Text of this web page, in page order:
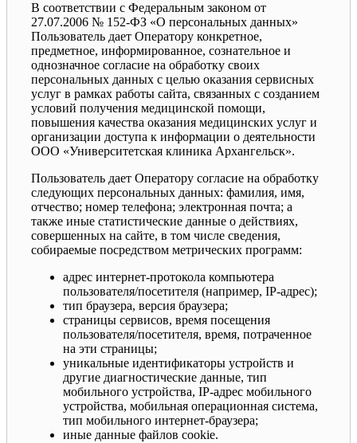
В соответствии с Федеральным законом от
27.07.2006 № 152-ФЗ «О персональных данных»
Пользователь дает Оператору конкретное,
предметное, информированное, сознательное и
однозначное согласие на обработку своих
персональных данных с целью оказания сервисных
услуг в рамках работы сайта, связанных с созданием
условий получения медицинской помощи,
повышения качества оказания медицинских услуг и
организации доступа к информации о деятельности
ООО «Университетская клиника Архангельск».
Пользователь дает Оператору согласие на обработку
следующих персональных данных: фамилия, имя,
отчество; номер телефона; электронная почта; а
также иные статистические данные о действиях,
совершенных на сайте, в том числе сведения,
собираемые посредством метрических программ:
адрес интернет-протокола компьютера
пользователя/посетителя (например, IP-адрес);
тип браузера, версия браузера;
страницы сервисов, время посещения
пользователя/посетителя, время, потраченное
на эти страницы;
уникальные идентификаторы устройств и
другие диагностические данные, тип
мобильного устройства, IP-адрес мобильного
устройства, мобильная операционная система,
тип мобильного интернет-браузера;
иные данные файлов cookie.